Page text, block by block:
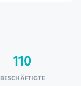
110
BESCHÄFTIGTE